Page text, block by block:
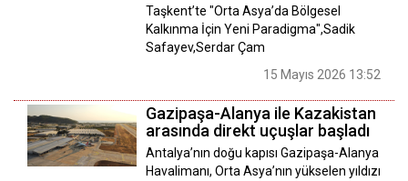
Taşkent’te "Orta Asya’da Bölgesel
Kalkınma İçin Yeni Paradigma",Sadik
Safayev,Serdar Çam
15 Mayıs 2026 13:52
Gazipaşa-Alanya ile Kazakistan
arasında direkt uçuşlar başladı
Antalya’nın doğu kapısı Gazipaşa-Alanya
Havalimanı, Orta Asya’nın yükselen yıldızı